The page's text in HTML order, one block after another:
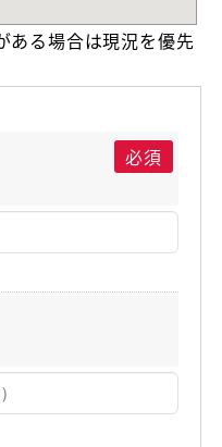
る場合は現況を優先
必須